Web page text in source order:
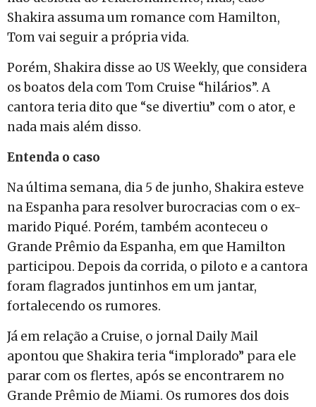
Shakira assuma um romance com Hamilton,
Tom vai seguir a própria vida.
Porém, Shakira disse ao US Weekly, que considera
os boatos dela com Tom Cruise “hilários”. A
cantora teria dito que “se divertiu” com o ator, e
nada mais além disso.
Entenda o caso
Na última semana, dia 5 de junho, Shakira esteve
na Espanha para resolver burocracias com o ex-
marido Piqué. Porém, também aconteceu o
Grande Prêmio da Espanha, em que Hamilton
participou. Depois da corrida, o piloto e a cantora
foram flagrados juntinhos em um jantar,
fortalecendo os rumores.
Já em relação a Cruise, o jornal Daily Mail
apontou que Shakira teria “implorado” para ele
parar com os flertes, após se encontrarem no
Grande Prêmio de Miami. Os rumores dos dois